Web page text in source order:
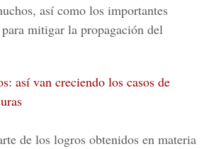
así como los importantes
mitigar la propagación del
así van creciendo los casos de
de los logros obtenidos en materia